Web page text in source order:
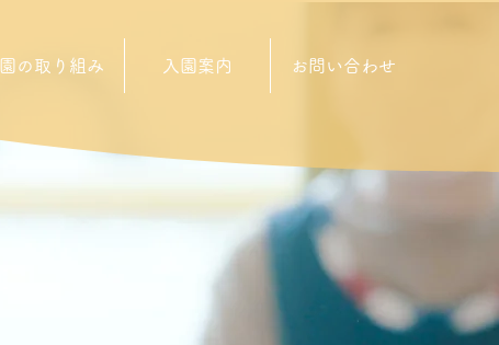
園の取り組み 入園案内 お問い合わせ